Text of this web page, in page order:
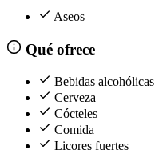
Aseos
Qué ofrece
Bebidas alcohólicas
Cerveza
Cócteles
Comida
Licores fuertes